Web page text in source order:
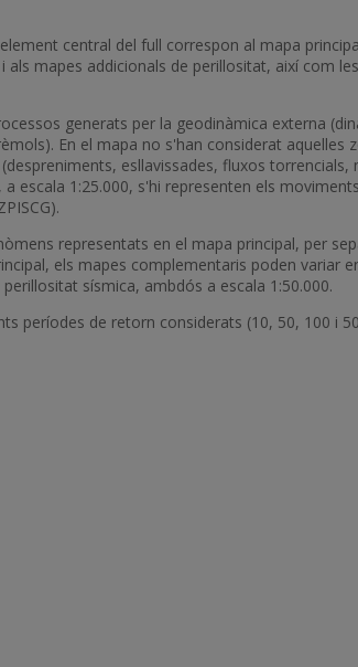
central del full correspon al mapa
mapes addicionals de perillositat, així com
generats per la geodinàmica externa
En el mapa no s'han considerat aquelles
esllavissades, fluxos torrencials,
escala 1:25.000, s'hi representen els
representats en el mapa principal, per
els mapes complementaris poden variar
sísmica, ambdós a escala 1:50.000.
períodes de retorn considerats (10, 50, 100 i